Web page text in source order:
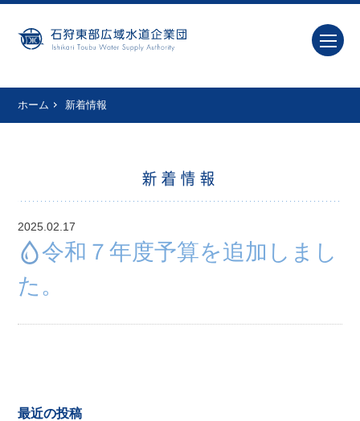
ホーム 新着情報
新着情報
2025.02.17
令和７年度予算を追加しまし
た。
最近の投稿